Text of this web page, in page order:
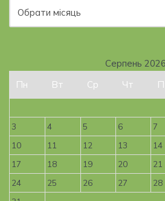
Серпень 2026
Пн
Вт Ср Чт
3
4 5 6 7
10
11 12 13 14
17
18 19 20 21
24
25 26 27 28